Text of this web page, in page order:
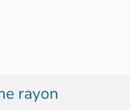
rayon